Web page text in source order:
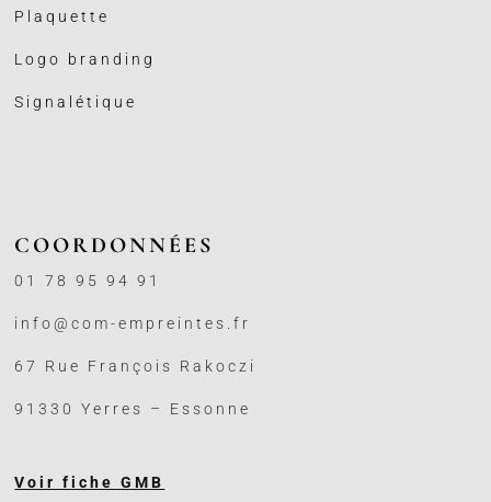
Plaquette
Logo branding
Signalétique
COORDONNÉES
01 78 95 94 91
info@com-empreintes.fr
67 Rue François Rakoczi
91330 Yerres – Essonne
Voir fiche GMB